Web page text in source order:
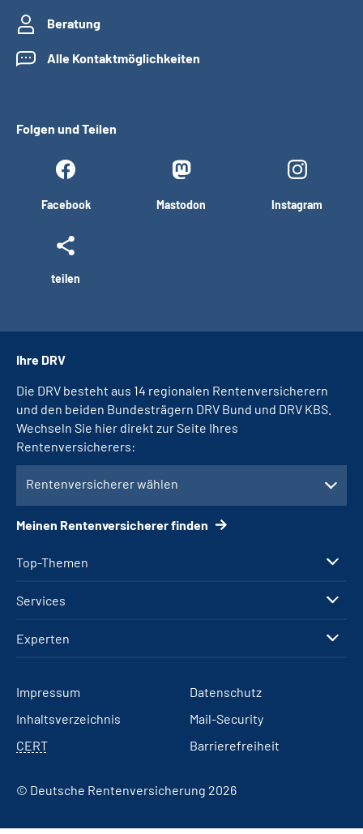
Beratung
Alle Kontaktmöglichkeiten
Folgen und Teilen
Facebook Mastodon Instagram
teilen
Top-Themen
Services
Experten
Ihre DRV
Die DRV besteht aus 14 regionalen Rentenversicherern
und den beiden Bundesträgern DRV Bund und DRV KBS.
Wechseln Sie hier direkt zur Seite Ihres
Rentenversicherers:
Rentenversicherer wählen
Meinen Rentenversicherer finden
Impressum
Datenschutz
Inhaltsverzeichnis
Mail-Security
CERT
Barrierefreiheit
© Deutsche Rentenversicherung 2026